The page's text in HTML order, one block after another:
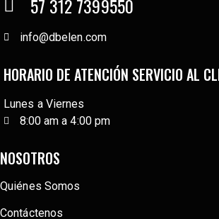
57 312 7399550
info@dbelen.com
HORARIO DE ATENCIÓN SERVICIO AL
Lunes a Viernes
8:00 am a 4:00 pm
NOSOTROS
Quiénes Somos
Contáctenos